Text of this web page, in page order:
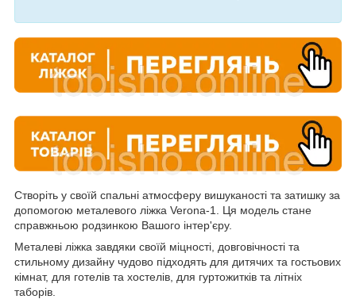
Створіть у своїй спальні атмосферу вишуканості та затишку за
допомогою металевого ліжка Verona-1. Ця модель стане
справжньою родзинкою Вашого інтер'єру.
Металеві ліжка завдяки своїй міцності, довговічності та
стильному дизайну чудово підходять для дитячих та гостьових
кімнат, для готелів та хостелів, для гуртожитків та літніх
таборів.